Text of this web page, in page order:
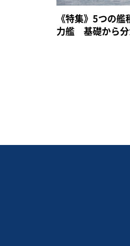
《特集》5つの
力艦 基礎から分